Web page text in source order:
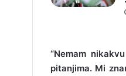
“Nemam
pitanjima. Mi